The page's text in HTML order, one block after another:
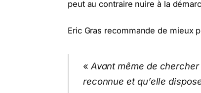
peut au contraire nuire à la
Eric Gras recommande de mieux
« Avant même de
reconnue et qu’elle